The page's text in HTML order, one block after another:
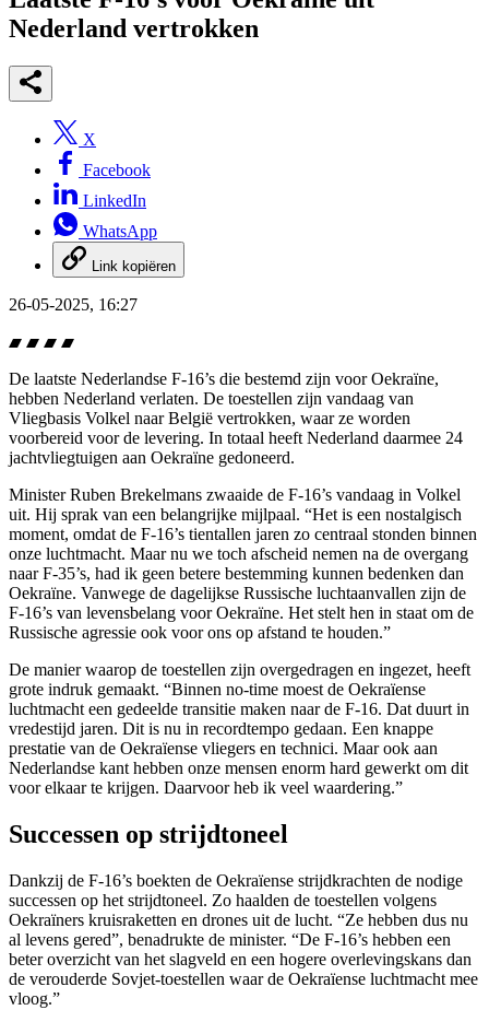
Nederland vertrokken
X
Facebook
LinkedIn
WhatsApp
Link kopiëren
26-05-2025, 16:27
De laatste Nederlandse F-16’s die bestemd zijn voor Oekraïne,
hebben Nederland verlaten. De toestellen zijn vandaag van
Vliegbasis Volkel naar België vertrokken, waar ze worden
voorbereid voor de levering. In totaal heeft Nederland daarmee 24
jachtvliegtuigen aan Oekraïne gedoneerd.
Minister Ruben Brekelmans zwaaide de F-16’s vandaag in Volkel
uit. Hij sprak van een belangrijke mijlpaal. “Het is een nostalgisch
moment, omdat de F-16’s tientallen jaren zo centraal stonden binnen
onze luchtmacht. Maar nu we toch afscheid nemen na de overgang
naar F-35’s, had ik geen betere bestemming kunnen bedenken dan
Oekraïne. Vanwege de dagelijkse Russische luchtaanvallen zijn de
F-16’s van levensbelang voor Oekraïne. Het stelt hen in staat om de
Russische agressie ook voor ons op afstand te houden.”
De manier waarop de toestellen zijn overgedragen en ingezet, heeft
grote indruk gemaakt. “Binnen no-time moest de Oekraïense
luchtmacht een gedeelde transitie maken naar de F-16. Dat duurt in
vredestijd jaren. Dit is nu in recordtempo gedaan. Een knappe
prestatie van de Oekraïense vliegers en technici. Maar ook aan
Nederlandse kant hebben onze mensen enorm hard gewerkt om dit
voor elkaar te krijgen. Daarvoor heb ik veel waardering.”
Successen op strijdtoneel
Dankzij de F-16’s boekten de Oekraïense strijdkrachten de nodige
successen op het strijdtoneel. Zo haalden de toestellen volgens
Oekraïners kruisraketten en drones uit de lucht. “Ze hebben dus nu
al levens gered”, benadrukte de minister. “De F-16’s hebben een
beter overzicht van het slagveld en een hogere overlevingskans dan
de verouderde Sovjet-toestellen waar de Oekraïense luchtmacht mee
vloog.”